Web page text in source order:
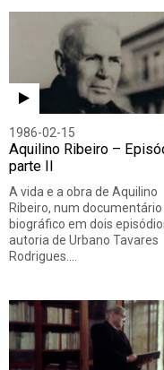
1986-02-15
Aquilino Ribeiro –
parte II
A vida e a obra de Aquilino
Ribeiro, num documentário
biográfico em dois
autoria de Urbano Tavares
Rodrigues.…